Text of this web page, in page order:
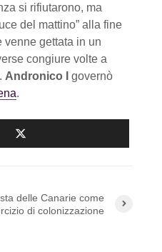
si rifiutarono, ma
del mattino” alla fine
gettata in un
congiure volte a
Andronico I
governò
.
delle Canarie come
di colonizzazione